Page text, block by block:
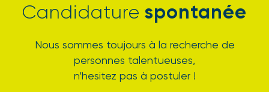
Candidature spontanée
Nous sommes toujours à la recherche de
personnes talentueuses,
n’hesitez pas à postuler !